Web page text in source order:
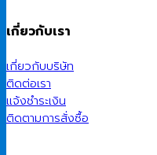
เกี่ยวกับเรา
เกี่ยวกับบริษัท
ติดต่อเรา
แจ้งชำระเงิน
ติดตามการสั่งซื้อ